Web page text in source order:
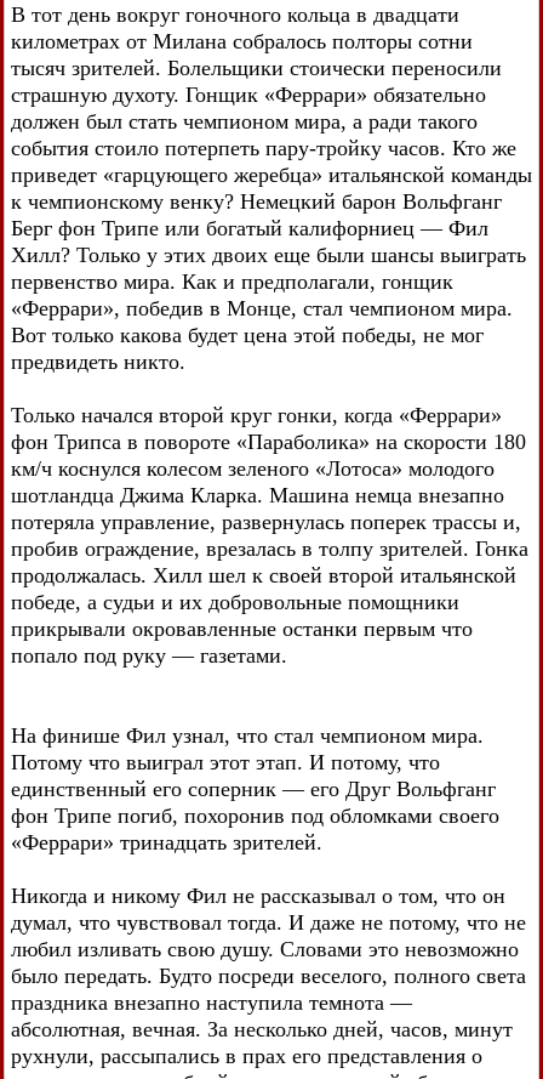
В тот день вокруг гоночного кольца в двадцати
километрах от Милана собралось полторы сотни
тысяч зрителей. Болельщики стоически переносили
страшную духоту. Гонщик «Феррари» обязательно
должен был стать чемпионом мира, а ради такого
события стоило потерпеть пару-тройку часов. Кто же
приведет «гарцующего жеребца» итальянской команды
к чемпионскому венку? Немецкий барон Вольфганг
Берг фон Трипе или богатый калифорниец — Фил
Хилл? Только у этих двоих еще были шансы выиграть
первенство мира. Как и предполагали, гонщик
«Феррари», победив в Монце, стал чемпионом мира.
Вот только какова будет цена этой победы, не мог
предвидеть никто.
Только начался второй круг гонки, когда «Феррари»
фон Трипса в повороте «Параболика» на скорости 180
км/ч коснулся колесом зеленого «Лотоса» молодого
шотландца Джима Кларка. Машина немца внезапно
потеряла управление, развернулась поперек трассы и,
пробив ограждение, врезалась в толпу зрителей. Гонка
продолжалась. Хилл шел к своей второй итальянской
победе, а судьи и их добровольные помощники
прикрывали окровавленные останки первым что
попало под руку — газетами.
На финише Фил узнал, что стал чемпионом мира.
Потому что выиграл этот этап. И потому, что
единственный его соперник — его Друг Вольфганг
фон Трипе погиб, похоронив под обломками своего
«Феррари» тринадцать зрителей.
Никогда и никому Фил не рассказывал о том, что он
думал, что чувствовал тогда. И даже не потому, что не
любил изливать свою душу. Словами это невозможно
было передать. Будто посреди веселого, полного света
праздника внезапно наступила темнота —
абсолютная, вечная. За несколько дней, часов, минут
рухнули, рассыпались в прах его представления о